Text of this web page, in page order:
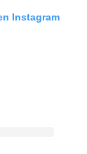
Instagram